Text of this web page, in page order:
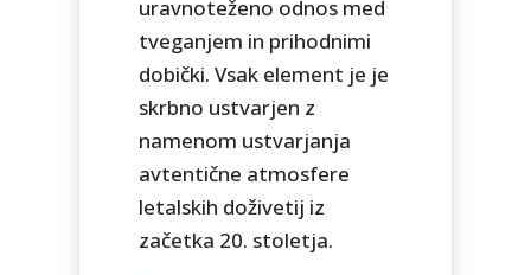
uravnoteženo odnos med
tveganjem in prihodnimi
dobički. Vsak element je je
skrbno ustvarjen z
namenom ustvarjanja
avtentične atmosfere
letalskih doživetij iz
začetka 20. stoletja.